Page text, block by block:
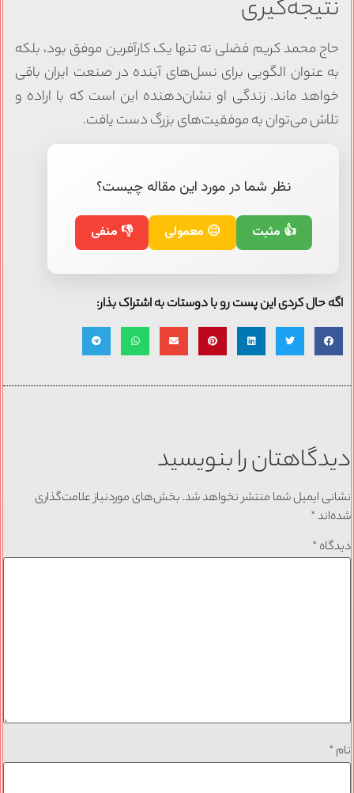
نتیجه‌گیری
حاج محمد کریم فضلی نه تنها یک کارآفرین موفق بود، بلکه
به عنوان الگویی برای نسل‌های آینده در صنعت ایران باقی
خواهد ماند. زندگی او نشان‌دهنده این است که با اراده و
تلاش می‌توان به موفقیت‌های بزرگ دست یافت.
نظر شما در مورد این مقاله چیست؟
👍 مثبت 😐 معمولی 👎 منفی
اگه حال کردی این پست رو با دوستات به اشتراک بذار:
دیدگاهتان را بنویسید
نشانی ایمیل شما منتشر نخواهد شد. بخش‌های موردنیاز علامت‌گذاری
شده‌اند*
دیدگاه *
نام *